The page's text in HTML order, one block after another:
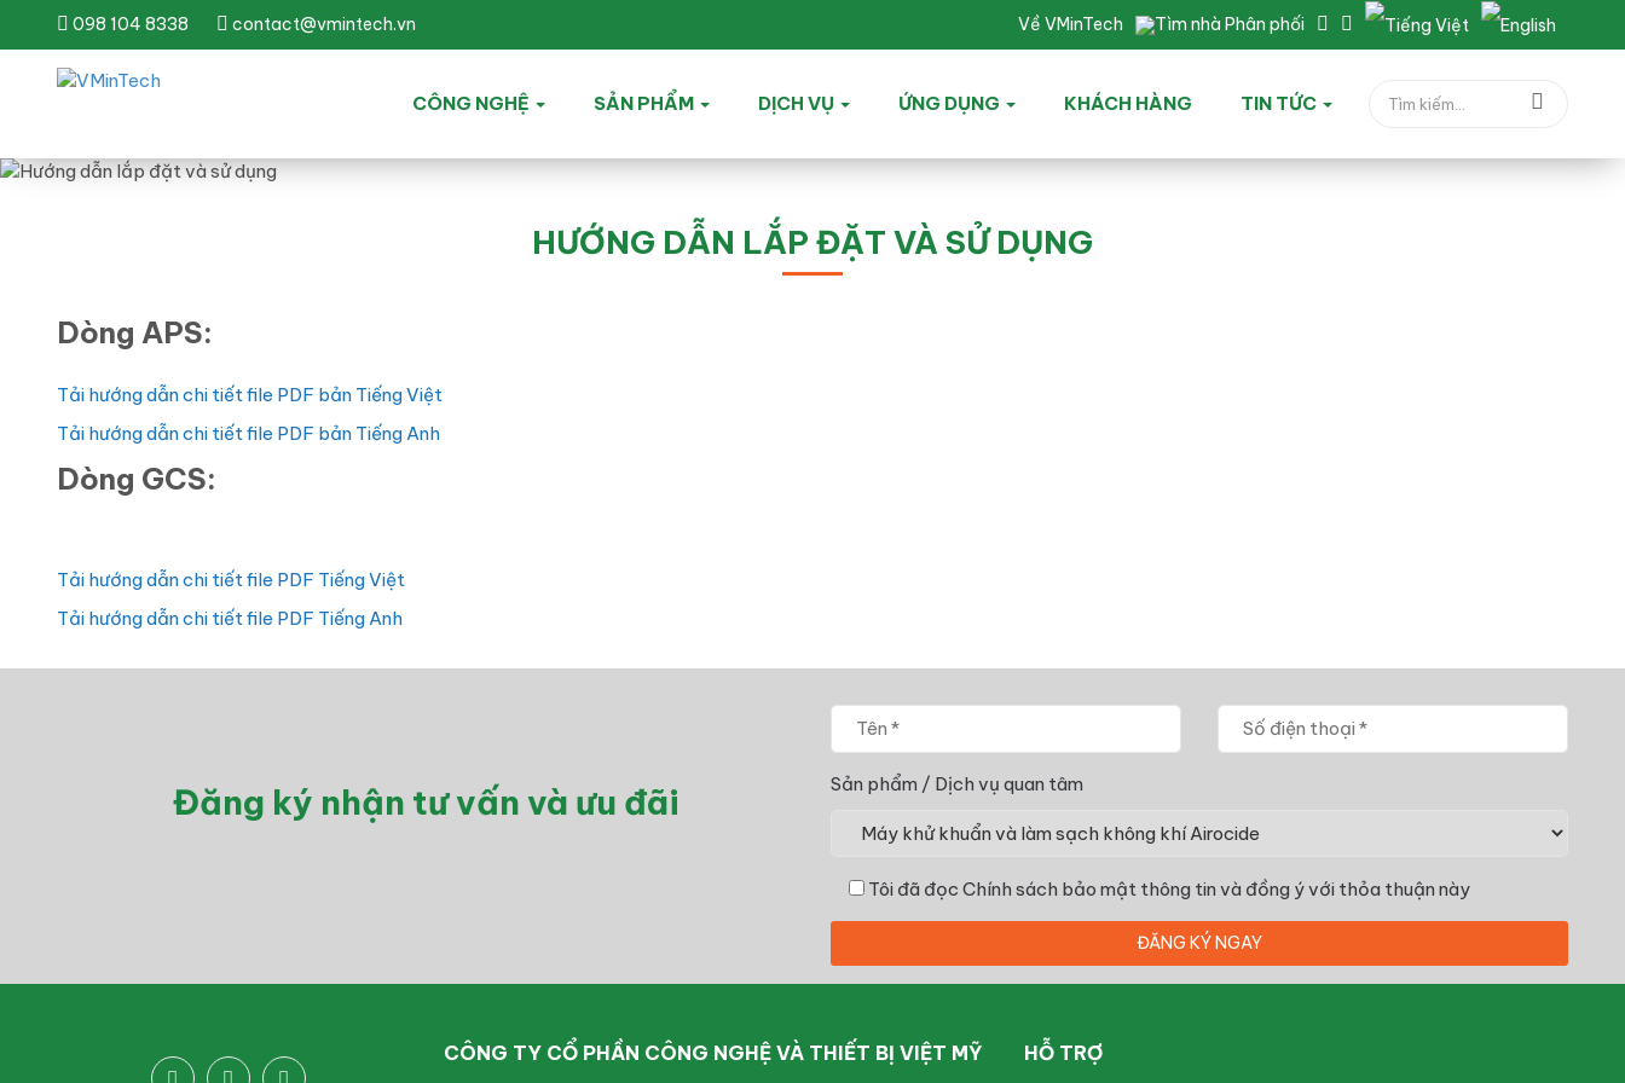
098 104 8338 contact@vmintech.vn Về VMinTech Tìm nhà Phân phối
CÔNG NGHỆ SẢN PHẨM DỊCH VỤ ỨNG DỤNG KHÁCH HÀNG TIN TỨC
HƯỚNG DẪN LẮP ĐẶT VÀ SỬ DỤNG
Dòng APS:
Tải hướng dẫn chi tiết file PDF bản Tiếng Việt
Tải hướng dẫn chi tiết file PDF bản Tiếng Anh
Dòng GCS:
Tải hướng dẫn chi tiết file PDF Tiếng Việt
Tải hướng dẫn chi tiết file PDF Tiếng Anh
Đăng ký nhận tư vấn và ưu đãi Sản phẩm / Dịch vụ quan tâm
Tôi đã đọc Chính sách bảo mật thông tin và đồng ý với thỏa thuận này
CÔNG TY CỔ PHẦN CÔNG NGHỆ VÀ THIẾT BỊ VIỆT MỸ HỖ TRỢ